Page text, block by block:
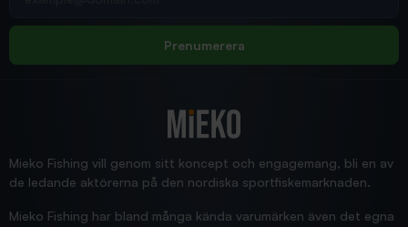
Jensa
Prenumerera
Mieko Fishing vill genom sitt koncept och engagemang, bli en av
de ledande aktörerna på den nordiska sportfiskemarknaden.
Mieko Fishing har bland många kända varumärken även det egna